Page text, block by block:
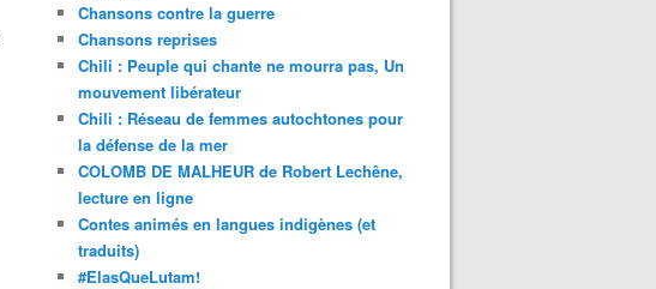
Chansons contre la guerre
Chansons reprises
Chili : Peuple qui chante ne mourra pas, Un
mouvement libérateur
Chili : Réseau de femmes autochtones pour
la défense de la mer
COLOMB DE MALHEUR de Robert Lechêne,
lecture en ligne
Contes animés en langues indigènes (et
traduits)
#ElasQueLutam!